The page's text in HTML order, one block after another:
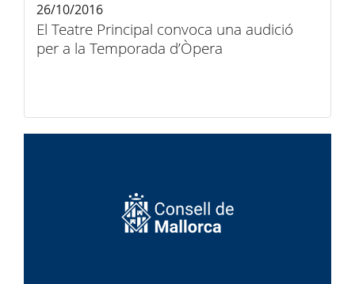
El Teatre Principal convoca una audició
per a la Temporada d’Òpera
26/10/2016